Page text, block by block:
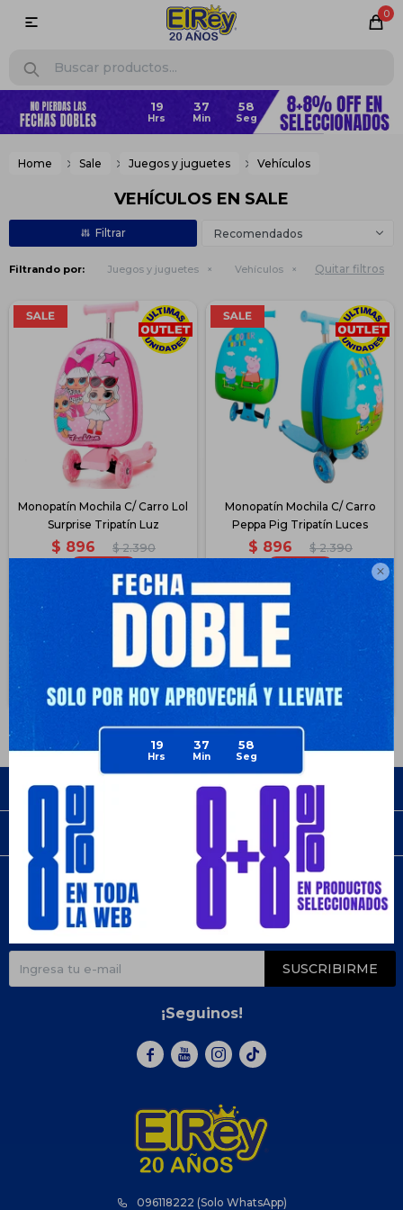

19 37 58
0

Home Sale Juegos y juguetes Vehículos
VEHÍCULOS EN SALE
Recomendados
Filtrando por: Juegos y juguetes Vehículos Quitar filtros
Monopatín Mochila C/ Carro Lol
Surprise Tripatín Luz
$ 896 $ 2.390
$ 672
$ 672
$ 806
Disponible Envío
Monopatín Mochila C/ Carro
Peppa Pig Tripatín Luces
$ 896 $ 2.390
Disponible Envío
096118222 (Solo WhatsApp)
Empresa
Compra
¡Suscribite y recibí todas nuestras novedades!
SUSCRIBIRME
¡Seguinos!
  